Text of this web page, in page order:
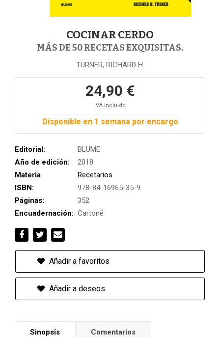
COCINAR CERDO
MÁS DE 50 RECETAS EXQUISITAS.
TURNER, RICHARD H.
24,90 €
IVA incluido
Disponible en 1 semana por encargo
Editorial:
BLUME
Año de edición:
2018
Materia
Recetarios
ISBN:
978-84-16965-35-9
Páginas:
352
Encuadernación: Cartoné
Añadir a favoritos
Añadir a deseos
Sinopsis Comentarios